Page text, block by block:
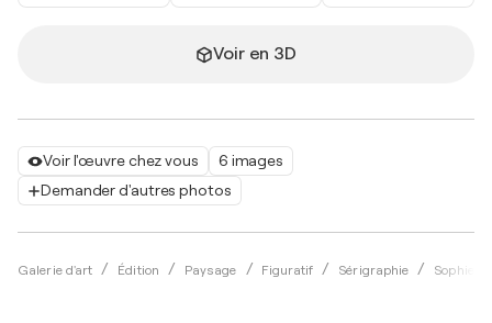
Voir l'œuvre chez vous
6 images
Demander d'autres photos
Galerie d'art Édition Paysage Figuratif Sérigraphie Sophie
Voir en 3D